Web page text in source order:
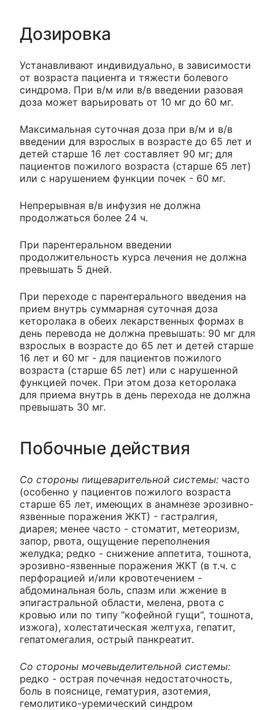
Дозировка
Устанавливают индивидуально, в зависимости
от возраста пациента и тяжести болевого
синдрома. При в/м или в/в введении разовая
доза может варьировать от 10 мг до 60 мг.
Максимальная суточная доза при в/м и в/в
введении для взрослых в возрасте до 65 лет и
детей старше 16 лет составляет 90 мг; для
пациентов пожилого возраста (старше 65 лет)
или с нарушением функции почек - 60 мг.
Непрерывная в/в инфузия не должна
продолжаться более 24 ч.
При парентеральном введении
продолжительность курса лечения не должна
превышать 5 дней.
При переходе с парентерального введения на
прием внутрь суммарная суточная доза
кеторолака в обеих лекарственных формах в
день перевода не должна превышать: 90 мг для
взрослых в возрасте до 65 лет и детей старше
16 лет и 60 мг - для пациентов пожилого
возраста (старше 65 лет) или с нарушенной
функцией почек. При этом доза кеторолака
для приема внутрь в день перехода не должна
превышать 30 мг.
Побочные действия
Со стороны пищеварительной системы: часто
(особенно у пациентов пожилого возраста
старше 65 лет, имеющих в анамнезе эрозивно-
язвенные поражения ЖКТ) - гастралгия,
диарея; менее часто - стоматит, метеоризм,
запор, рвота, ощущение переполнения
желудка; редко - снижение аппетита, тошнота,
эрозивно-язвенные поражения ЖКТ (в т.ч. с
перфорацией и/или кровотечением -
абдоминальная боль, спазм или жжение в
эпигастральной области, мелена, рвота с
кровью или по типу "кофейной гущи", тошнота,
изжога), холестатическая желтуха, гепатит,
гепатомегалия, острый панкреатит.
Со стороны мочевыделительной системы:
редко - острая почечная недостаточность,
боль в пояснице, гематурия, азотемия,
гемолитико-уремический синдром